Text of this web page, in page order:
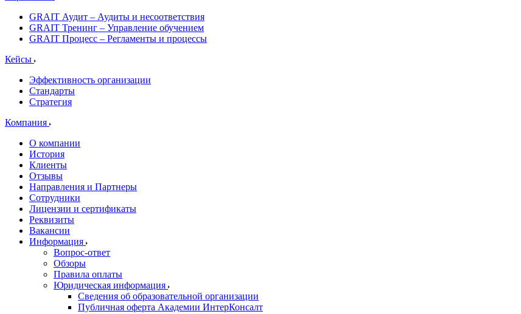
GRAIT Аудит – Аудиты и несоответствия
GRAIT Тренинг – Управление обучением
GRAIT Процесс – Регламенты и процессы
Кейсы
Эффективность организации
Стандарты
Стратегия
Компания
О компании
История
Клиенты
Отзывы
Направления и Партнеры
Сотрудники
Лицензии и сертификаты
Реквизиты
Вакансии
Информация
Вопрос-ответ
Обзоры
Правила оплаты
Юридическая информация
Сведения об образовательной организации
Публичная оферта Академии ИнтерКонсалт